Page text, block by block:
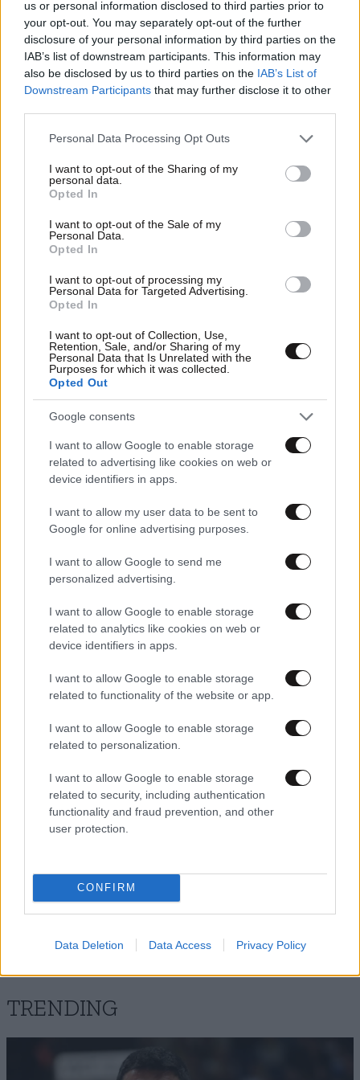
us or personal information disclosed to third parties prior to
your opt-out. You may separately opt-out of the further
disclosure of your personal information by third parties on the
IAB’s list of downstream participants. This information may
also be disclosed by us to third parties on the IAB’s List of
Downstream Participants that may further disclose it to other
Please note that this website/app uses one or more Google
not limited to your visit or usage behaviour. You may click to
grant or deny consent to Google and its third-party tags to
use your data for below specified purposes in below Google
consent section.
Personal Data Processing Opt Outs
I want to opt-out of the Sharing of my
personal data.
Opted In
I want to opt-out of the Sale of my
Personal Data.
Opted In
I want to opt-out of processing my
Personal Data for Targeted Advertising.
Opted In
I want to opt-out of Collection, Use,
Retention, Sale, and/or Sharing of my
Personal Data that Is Unrelated with the
Purposes for which it was collected.
Opted Out
Google consents
I want to allow Google to enable storage
related to advertising like cookies on web or
device identifiers in apps.
I want to allow my user data to be sent to
Google for online advertising purposes.
I want to allow Google to send me
personalized advertising.
I want to allow Google to enable storage
related to analytics like cookies on web or
device identifiers in apps.
I want to allow Google to enable storage
related to functionality of the website or app.
I want to allow Google to enable storage
related to personalization.
I want to allow Google to enable storage
related to security, including authentication
functionality and fraud prevention, and other
user protection.
CONFIRM
Data Deletion Data Access Privacy Policy
2 ΣΧΌΛΙΑ ΑΝΑΓΝΩΣΤΏΝ
Διαβάστε και ακολουθήστε τους κανόνες σχολιασμού
Γαλλικός διαφωτισμός...
...και ανατολίτικος σκοταδισμός...
ΔρΓκνυ 08·07·2026 11:46
Στο παρελθόν και ο Μπερλουσκόνι είχε κάνει το
ίδιο "λάθος". Σκοτάδι και μεσαίωνας.
Απαντήστε
TRENDING